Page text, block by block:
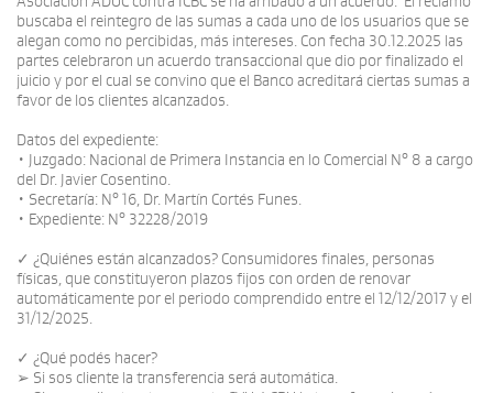
buscaba el reintegro de las sumas a cada uno de los usuarios que se
alegan como no percibidas, más intereses. Con fecha 30.12.2025 las
partes celebraron un acuerdo transaccional que dio por finalizado el
juicio y por el cual se convino que el Banco acreditará ciertas sumas a
favor de los clientes alcanzados.
Datos del expediente:
• Juzgado: Nacional de Primera Instancia en lo Comercial N° 8 a cargo
del Dr. Javier Cosentino.
• Secretaría: N° 16, Dr. Martín Cortés Funes.
• Expediente: N° 32228/2019
✓ ¿Quiénes están alcanzados? Consumidores finales, personas
físicas, que constituyeron plazos fijos con orden de renovar
automáticamente por el periodo comprendido entre el 12/12/2017 y el
31/12/2025.
✓ ¿Qué podés hacer?
➢ Si sos cliente la transferencia será automática.